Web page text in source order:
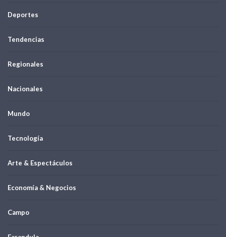
Deportes
Tendencias
Regionales
Nacionales
Mundo
Tecnología
Arte & Espectáculos
Economía & Negocios
Campo